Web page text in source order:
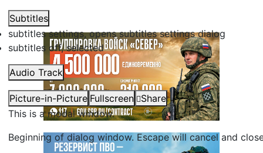
Subtitles
subtitles settings, opens subtitles settings dialog
subtitles off, selected
Audio Track
Picture-in-Picture Fullscreen
Share
This is a modal window.
Beginning of dialog window. Escape will cancel and